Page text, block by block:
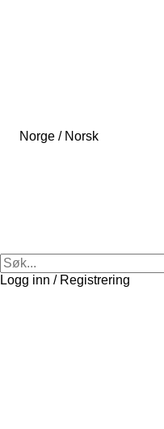
Norge / Norsk
Logg inn / Registrering